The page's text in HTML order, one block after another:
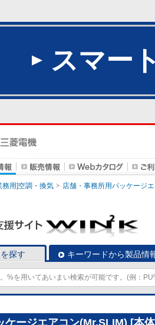
スマー
務用]空調・換気 店舗・事務所用パッケージ
探す キーワードから製品情